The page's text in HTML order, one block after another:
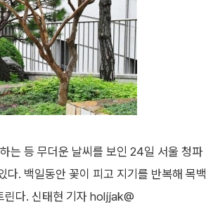
는 등 무더운 날씨를 보인 24일 서울 청파
. 백일동안 꽃이 피고 지기를 반복해 목백
린다. 신태현 기자 holjjak@